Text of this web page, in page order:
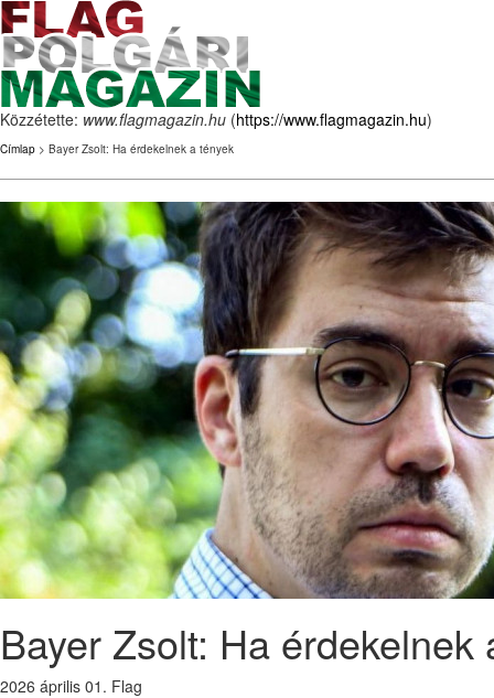
Közzétette: www.flagmagazin.hu (https://www.flagmagazin.hu)
Címlap > Bayer Zsolt: Ha érdekelnek a tények
Bayer Zsolt: Ha érdekelnek
2026 április 01. Flag